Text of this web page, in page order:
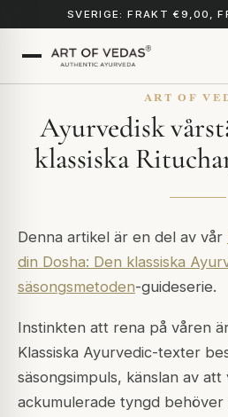
SVERIGE: FRAKT €9,00,
ART OF
Ayurvedisk
klassiska
Denna artikel är en del av vår
din Dosha: Den klassiska
säsongsmetoden-guideserie.
Instinkten att rena på våren
Klassiska Ayurvedic-texter
säsongsimpuls, känslan av att
ackumulerade tyngd